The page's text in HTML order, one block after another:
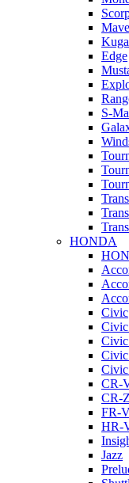
Kuga
Edge
S-
HONDA
Civic
Civic
CR-
CR-Z
FR-
HR-
Jazz